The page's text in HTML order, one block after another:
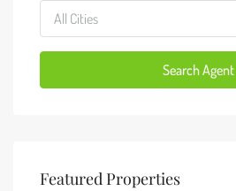
All Cities
Search Agent
Featured Properties